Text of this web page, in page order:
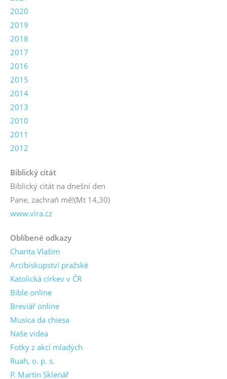
2020
2019
2018
2017
2016
2015
2014
2013
2010
2011
2012
Biblický citát
Biblický citát na dnešní den
Pane, zachraň mě!(Mt 14,30)
www.vira.cz
Oblíbené odkazy
Charita Vlašim
Arcibiskupství pražské
Katolická církev v ČR
Bible online
Breviář online
Musica da chiesa
Naše videa
Fotky z akcí mladých
Ruah, o. p. s.
P. Martin Sklenář